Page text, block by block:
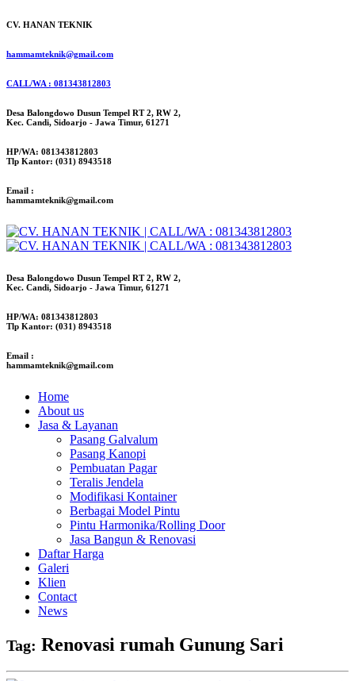
CV. HANAN TEKNIK
hammamteknik@gmail.com
CALL/WA : 081343812803
Desa Balongdowo Dusun Tempel RT 2, RW 2,
Kec. Candi, Sidoarjo - Jawa Timur, 61271
HP/WA: 081343812803
Tlp Kantor: (031) 8943518
Email :
hammamteknik@gmail.com
Desa Balongdowo Dusun Tempel RT 2, RW 2,
Kec. Candi, Sidoarjo - Jawa Timur, 61271
HP/WA: 081343812803
Tlp Kantor: (031) 8943518
Email :
hammamteknik@gmail.com
Home
About us
Jasa & Layanan
Pasang Galvalum
Pasang Kanopi
Pembuatan Pagar
Teralis Jendela
Modifikasi Kontainer
Berbagai Model Pintu
Pintu Harmonika/Rolling Door
Jasa Bangun & Renovasi
Daftar Harga
Galeri
Klien
Contact
News
Tag: Renovasi rumah Gunung Sari